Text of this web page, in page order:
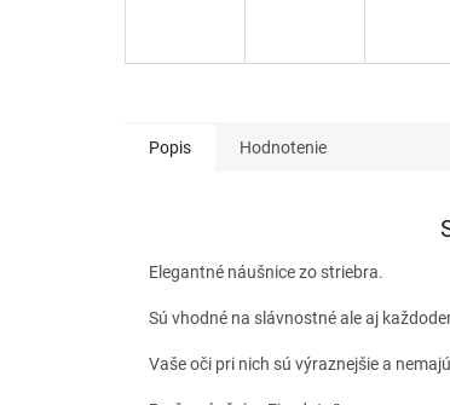
Popis Hodnotenie
Elegantné náušnice zo striebra.
Sú vhodné na slávnostné ale aj
Vaše oči pri nich sú výraznejšie a